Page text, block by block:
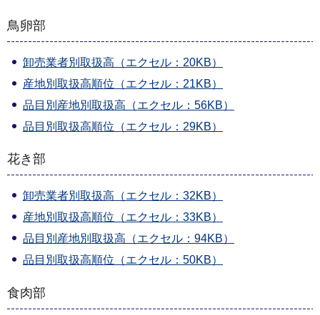
鳥卵部
卸売業者別取扱高（エクセル：20KB）
産地別取扱高順位（エクセル：21KB）
品目別産地別取扱高（エクセル：56KB）
品目別取扱高順位（エクセル：29KB）
花き部
卸売業者別取扱高（エクセル：32KB）
産地別取扱高順位（エクセル：33KB）
品目別産地別取扱高（エクセル：94KB）
品目別取扱高順位（エクセル：50KB）
食肉部